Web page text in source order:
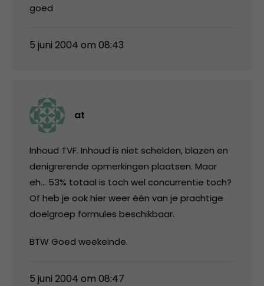
goed
5 juni 2004 om 08:43
at
Inhoud TVF. Inhoud is niet schelden, blazen en
denigrerende opmerkingen plaatsen. Maar
eh… 53% totaal is toch wel concurrentie toch?
Of heb je ook hier weer één van je prachtige
doelgroep formules beschikbaar.
BTW Goed weekeinde.
5 juni 2004 om 08:47